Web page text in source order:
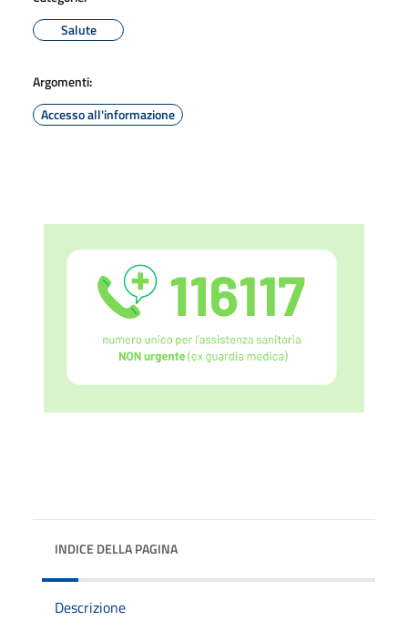
Salute
Argomenti:
Accesso all'informazione
INDICE DELLA PAGINA
Descrizione